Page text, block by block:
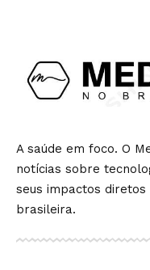
A saúde em foco. O
notícias sobre
seus impactos
brasileira.